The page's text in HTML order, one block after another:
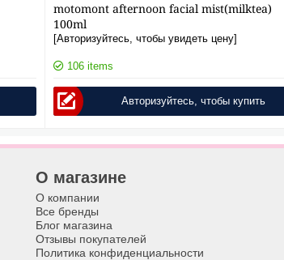
motomont afternoon facial mist(milktea)
100ml
[Авторизуйтесь, чтобы увидеть цену]
106 items
Авторизуйтесь, чтобы купить
О магазине
О компании
Все бренды
Блог магазина
Отзывы покупателей
Политика конфиденциальности